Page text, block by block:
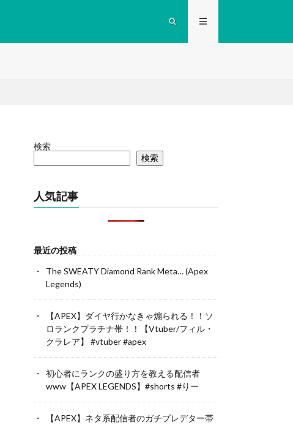
検索
検索
人気記事
最近の投稿
The SWEATY Diamond Rank Meta… (Apex
Legends)
【APEX】ダイヤ行かなきゃ煽られる！！ソ
ロランクプラチナ帯！！【Vtuber/フィル・
クラレア】 #vtuber #apex
初心者にランクの盛り方を教える配信者
www【APEX LEGENDS】#shorts #りー
【APEX】ネタ系配信者のガチプレデター帯